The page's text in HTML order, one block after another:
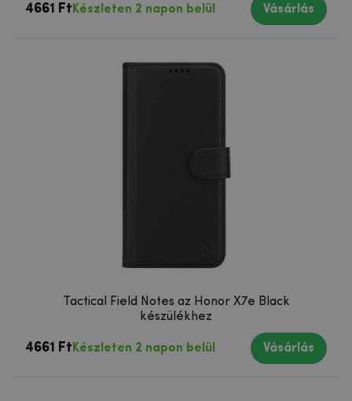
4661 Ft Készleten 2 napon belül Vásárlás
Tactical Field Notes az Honor X7e Black
készülékhez
4661 Ft Készleten 2 napon belül Vásárlás